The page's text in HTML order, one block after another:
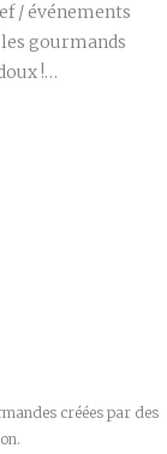
/ événements
gourmands
!…
créées par des